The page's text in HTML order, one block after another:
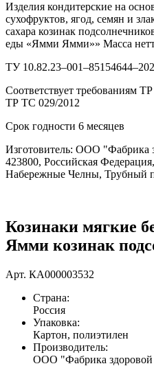
Изделия кондитерские на
сухофруктов, ягод, семян и
сахара козинак
еды «Ямми Ямми»» Масса
ТУ
Соответствует требованиям
ТР ТС 029/2012
Срок годности 6 месяцев
Изготовитель: ООО
423800, Российская
Набережные Челны, Трубный
Козинаки мягкие
Ямми козинак
Арт. КА000003532
Страна:
Россия
Упаковка:
Картон, полиэтилен
Производитель:
ООО "Фабрика